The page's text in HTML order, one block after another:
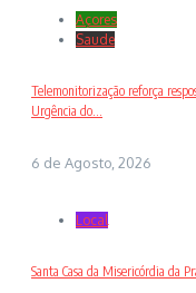
Açores
Saude
Telemonitorização reforça
Urgência do...
6 de Agosto, 2026
Local
Santa Casa da Misericórdia da